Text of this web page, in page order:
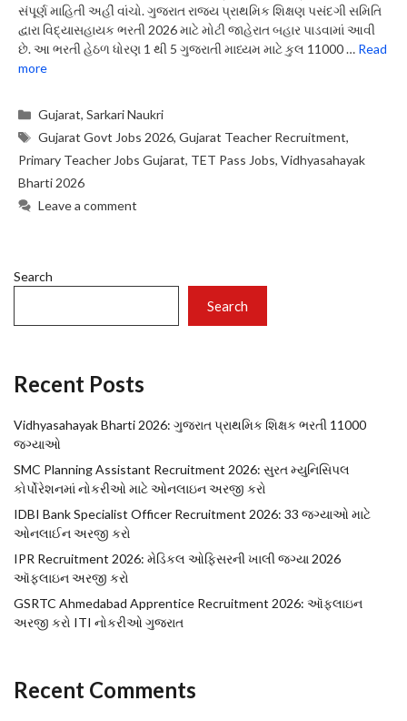
સંપૂર્ણ માહિતી અહીં વાંચો. ગુજરાત રાજ્ય પ્રાથમિક શિક્ષણ પસંદગી સમિતિ
દ્વારા વિદ્યાસહાયક ભરતી 2026 માટે મોટી જાહેરાત બહાર પાડવામાં આવી
છે. આ ભરતી હેઠળ ધોરણ 1 થી 5 ગુજરાતી માધ્યમ માટે કુલ 11000 … Read
more
Categories
Gujarat,Sarkari Naukri
Tags
Gujarat Govt Jobs 2026,Gujarat Teacher Recruitment,
Primary Teacher Jobs Gujarat, TET Pass Jobs, Vidhyasahayak
Bharti 2026
Leave a comment
Search
Search
Recent Posts
Vidhyasahayak Bharti 2026: ગુજરાત પ્રાથમિક શિક્ષક ભરતી 11000
જગ્યાઓ
SMC Planning Assistant Recruitment 2026: સુરત મ્યુનિસિપલ
કોર્પોરેશનમાં નોકરીઓ માટે ઓનલાઇન અરજી કરો
IDBI Bank Specialist Officer Recruitment 2026: 33 જગ્યાઓ માટે
ઓનલાઈન અરજી કરો
IPR Recruitment 2026: મેડિકલ ઓફિસરની ખાલી જગ્યા 2026
ઑફલાઇન અરજી કરો
GSRTC Ahmedabad Apprentice Recruitment 2026: ઑફલાઇન
અરજી કરો ITI નોકરીઓ ગુજરાત
Recent Comments